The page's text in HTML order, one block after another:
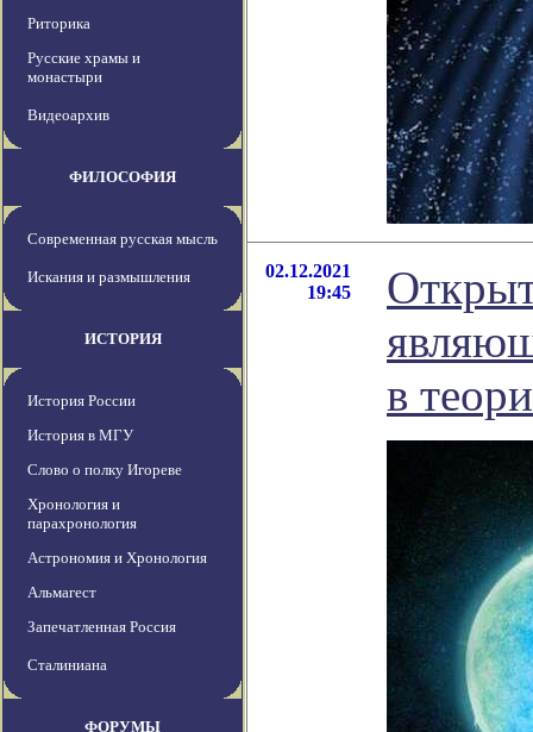
Риторика
Русские храмы и
монастыри
Видеоархив
ФИЛОСОФИЯ
Современная русская мысль
Искания и размышления
ИСТОРИЯ
История России
История в МГУ
Слово о полку Игореве
Хронология и
парахронология
Астрономия и Хронология
Альмагест
Запечатленная Россия
Сталиниана
ФОРУМЫ
02.12.2021
19:45
в